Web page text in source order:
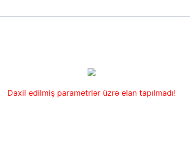
Daxil edilmiş parametrlər üzrə elan tapılmadı!